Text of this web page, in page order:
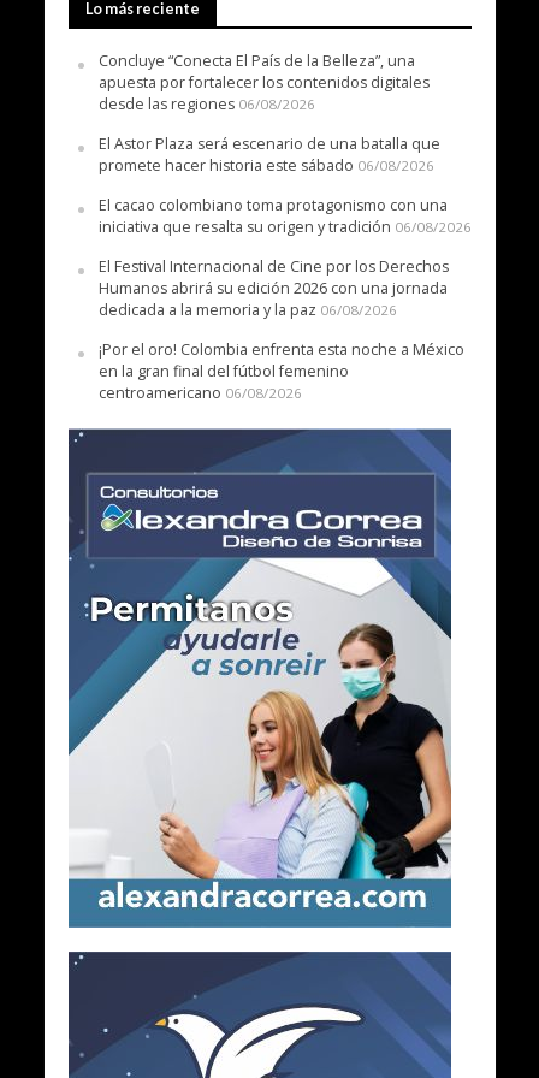
Lo más reciente
Concluye “Conecta El País de la Belleza”, una
apuesta por fortalecer los contenidos digitales
desde las regiones 06/08/2026
El Astor Plaza será escenario de una batalla que
promete hacer historia este sábado 06/08/2026
El cacao colombiano toma protagonismo con una
iniciativa que resalta su origen y tradición 06/08/2026
El Festival Internacional de Cine por los Derechos
Humanos abrirá su edición 2026 con una jornada
dedicada a la memoria y la paz 06/08/2026
¡Por el oro! Colombia enfrenta esta noche a México
en la gran final del fútbol femenino
centroamericano 06/08/2026